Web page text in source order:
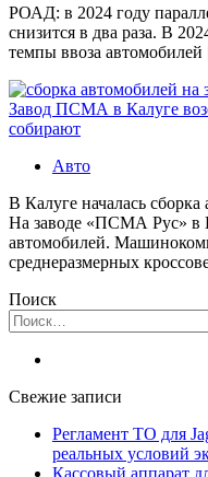
РОАД: в 2024 году
снизится в два раза. В
темпы ввоза
Завод ПСМА в Калуге
собирают
Авто
В Калуге началась
На заводе «ПСМА Рус» в
автомобилей.
среднеразмерных
Поиск
Найти:
Свежие записи
Регламент ТО для
реальных условий
Кассовый аппарат